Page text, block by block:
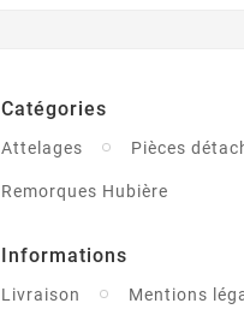
Catégories
Attelages Pièces
Remorques Hubière
Informations
Livraison Mentions